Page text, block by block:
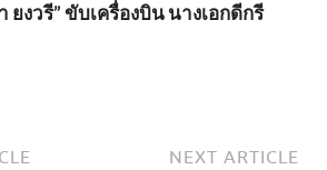
งวรี” ขับเครื่องบิน นางเอกดีกรี
NEXT ARTICLE